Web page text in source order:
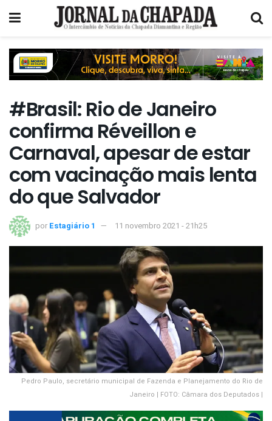
#Brasil: Rio de Janeiro
confirma Réveillon e
Carnaval, apesar de estar
com vacinação mais lenta
do que Salvador
por Estagiário 1 11 novembro 2021 - 21h25
Pedro Paulo, secretário municipal de Fazenda e Planejamento do Rio de
Janeiro | FOTO: Câmara dos Deputados |